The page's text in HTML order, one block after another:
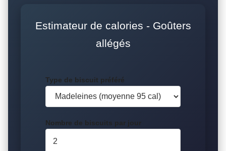
Estimateur de calories - Goûters
allégés
Type de biscuit préféré
Nombre de biscuits par jour